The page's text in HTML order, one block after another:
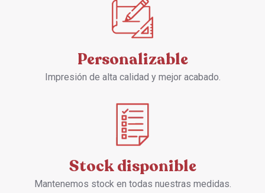
Personalizable
Impresión de alta calidad y mejor acabado.
Stock disponible
Mantenemos stock en todas nuestras medidas.